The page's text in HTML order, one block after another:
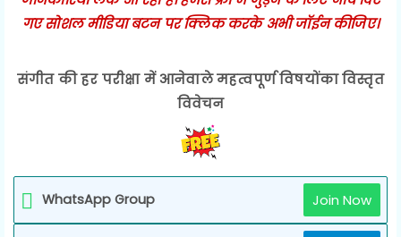
गए सोशल मीडिया बटन पर क्लिक करके अभी जॉईन कीजिए।
संगीत की हर परीक्षा में आनेवाले महत्वपूर्ण विषयोंका विस्तृत
विवेचन
WhatsApp Group Join Now